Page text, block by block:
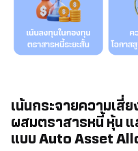
เน้นกระจายความเสี่
ผสมตราสารหนี้ หุ้น
แบบAuto Asset